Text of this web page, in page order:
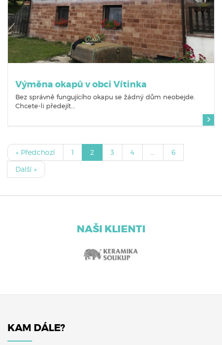
Výměna okapů v obci Vítinka
Bez správně fungujícího okapu se žádný dům neobejde.
Chcete-li předejít...
« Předchozí 1 2 3 4
6
Další »
NAŠI KLIENTI
KAM DÁLE?